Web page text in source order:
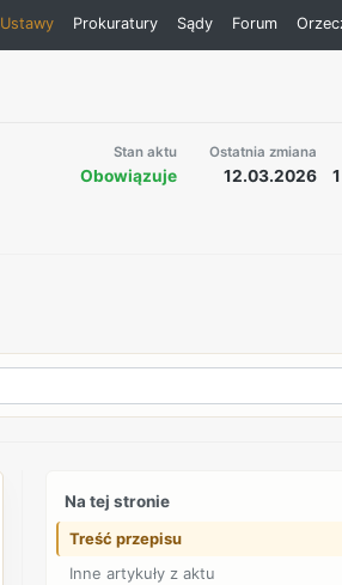
Ustawy Prokuratury Sądy Forum
Stan aktu
Obowiązuje
Ostatnia zmiana
12.03.2026
Na tej stronie
Treść przepisu
Inne artykuły z aktu